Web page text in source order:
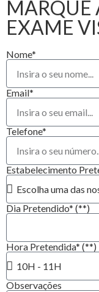
MARQUE
EXAME
Nome*
Email*
Telefone*
Estabelecimento
Dia Pretendido* (**)
Hora Pretendida* (**)
Observações